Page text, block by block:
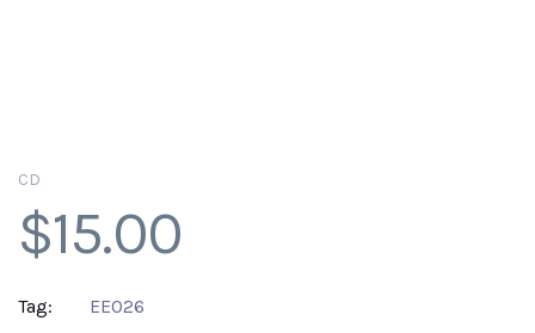
CD
$15.00
Tag: EE026